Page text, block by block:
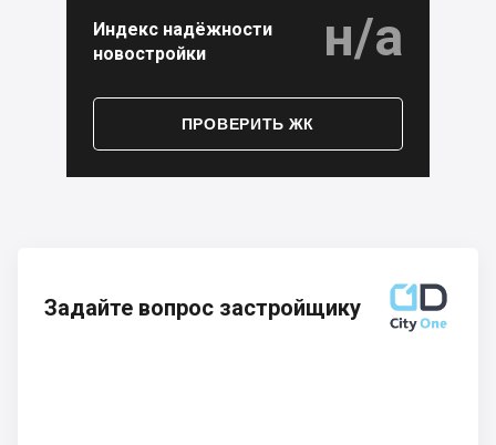
Индекс надёжности
новостройки
н/а
ПРОВЕРИТЬ ЖК
Задайте вопрос застройщику